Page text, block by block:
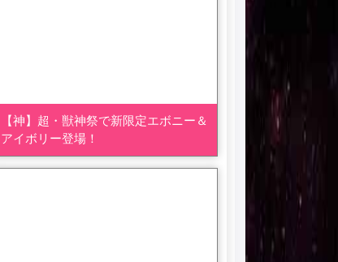
【神】超・獣神祭で新限定エボニー＆
アイボリー登場！